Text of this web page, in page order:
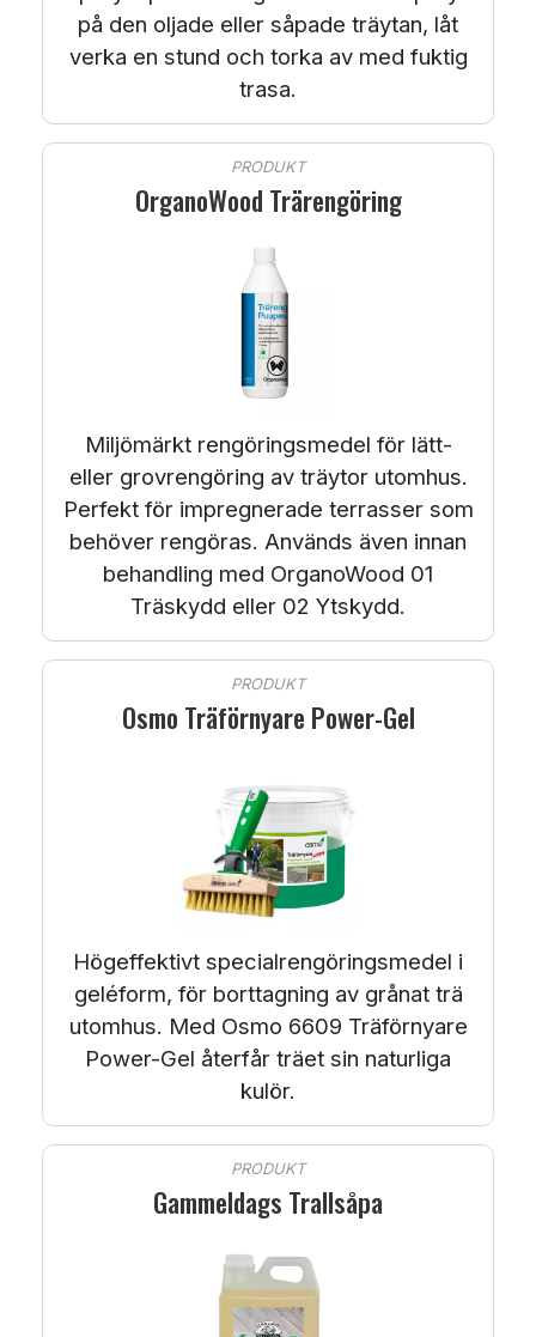
på den oljade eller såpade träytan, låt
verka en stund och torka av med fuktig
trasa.
PRODUKT
OrganoWood Trärengöring
Miljömärkt rengöringsmedel för lätt-
eller grovrengöring av träytor utomhus.
Perfekt för impregnerade terrasser som
behöver rengöras. Används även innan
behandling med OrganoWood 01
Träskydd eller 02 Ytskydd.
PRODUKT
Osmo Träförnyare Power-Gel
Högeffektivt specialrengöringsmedel i
geléform, för borttagning av grånat trä
utomhus. Med Osmo 6609 Träförnyare
Power-Gel återfår träet sin naturliga
kulör.
PRODUKT
Gammeldags Trallsåpa